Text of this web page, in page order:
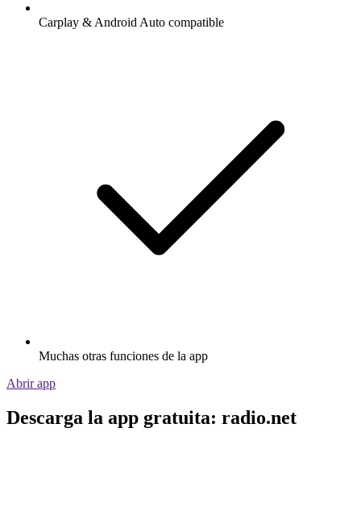
Carplay & Android Auto compatible
Muchas otras funciones de la app
Abrir app
Descarga la app gratuita: radio.net